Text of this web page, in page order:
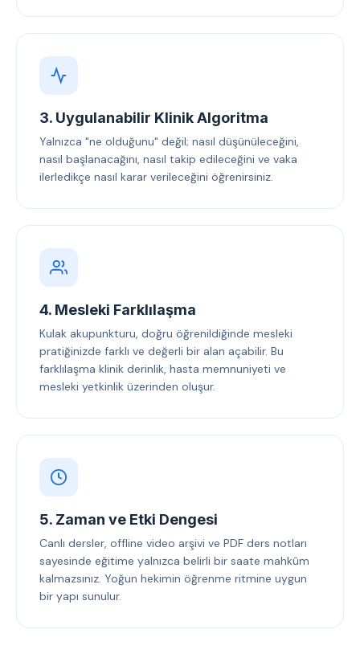
3. Uygulanabilir Klinik Algoritma
Yalnızca "ne olduğunu" değil; nasıl düşünüleceğini,
nasıl başlanacağını, nasıl takip edileceğini ve vaka
ilerledikçe nasıl karar verileceğini öğrenirsiniz.
4. Mesleki Farklılaşma
Kulak akupunkturu, doğru öğrenildiğinde mesleki
pratiğinizde farklı ve değerli bir alan açabilir. Bu
farklılaşma klinik derinlik, hasta memnuniyeti ve
mesleki yetkinlik üzerinden oluşur.
5. Zaman ve Etki Dengesi
Canlı dersler, offline video arşivi ve PDF ders notları
sayesinde eğitime yalnızca belirli bir saate mahkûm
kalmazsınız. Yoğun hekimin öğrenme ritmine uygun
bir yapı sunulur.